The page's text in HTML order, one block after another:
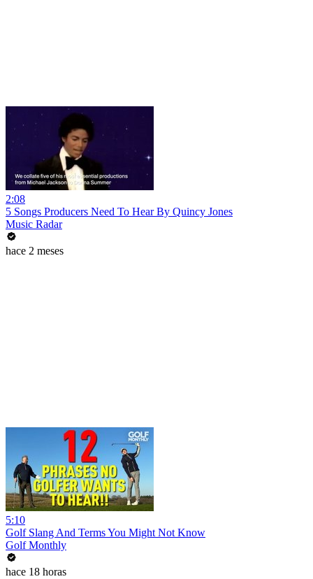
2:08
5 Songs Producers Need To Hear By Quincy Jones
Music Radar
hace 2 meses
5:10
Golf Slang And Terms You Might Not Know
Golf Monthly
hace 18 horas